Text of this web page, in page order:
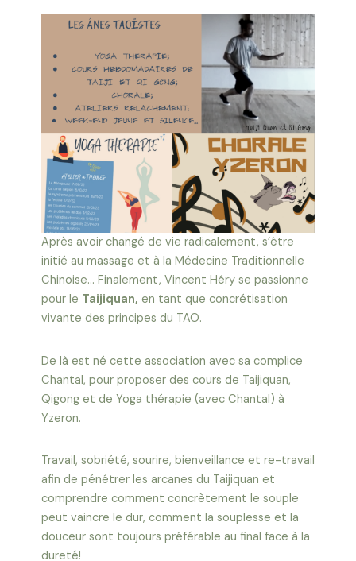
Après avoir changé de vie radicalement, s’être
initié au massage et à la Médecine Traditionnelle
Chinoise… Finalement, Vincent Héry se passionne
pour le Taijiquan, en tant que concrétisation
vivante des principes du TAO.
De là est né cette association avec sa complice
Chantal, pour proposer des cours de Taijiquan,
Qigong et de Yoga thérapie (avec Chantal) à
Yzeron.
Travail, sobriété, sourire, bienveillance et re-travail
afin de pénétrer les arcanes du Taijiquan et
comprendre comment concrètement le souple
peut vaincre le dur, comment la souplesse et la
douceur sont toujours préférable au final face à la
dureté!